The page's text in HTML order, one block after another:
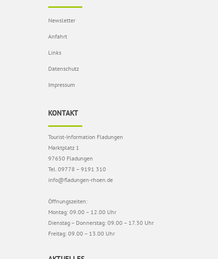
Newsletter
Anfahrt
Links
Datenschutz
Impressum
KONTAKT
Tourist-Information Fladungen
Marktplatz 1
97650 Fladungen
Tel. 09778 – 9191 310
info@fladungen-rhoen.de
Öffnungszeiten:
Montag: 09.00 – 12.00 Uhr
Dienstag – Donnerstag: 09.00 – 17.30 Uhr
Freitag: 09.00 – 13.00 Uhr